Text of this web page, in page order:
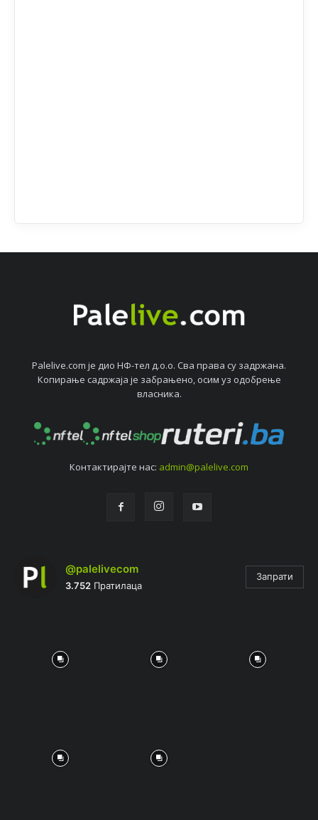
Palelive.com јe дио НФ-тeл д.о.о. Сва права су задржана.
Копирањe садржаја јe забрањeно, осим уз одобрeњe
власника.
Контактирајтe нас: admin@palelive.com
@palelivecom
3.752 Пратилаца
Запрати